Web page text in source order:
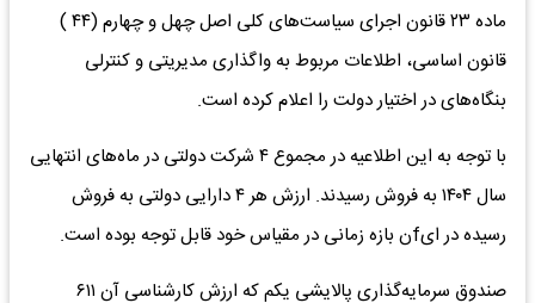
ماده ۲۳ قانون اجرای سیاست‌های کلی اصل چهل و چهارم (۴۴ )
قانون اساسی، اطلاعات مربوط به واگذاری مدیریتی و کنترلی
بنگاه‌های در اختیار دولت را اعلام کرده است.
با توجه به این اطلاعیه در مجموع ۴ شرکت دولتی در ماه‌های انتهایی
سال ۱۴۰۴ به فروش رسیدند. ارزش هر ۴ دارایی دولتی به فروش
رسیده در ایfن بازه زمانی در مقیاس خود قابل توجه بوده است.
صندوق سرمایه‌گذاری پالایشی یکم که ارزش کارشناسی آن ۶۱۱